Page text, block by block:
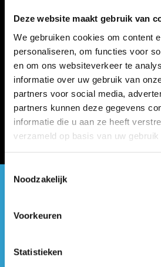
Deze website maakt gebruik van
We gebruiken cookies om content
personaliseren, om functies voor
en om ons websiteverkeer te
informatie over uw gebruik van
partners voor social media,
partners kunnen deze gegevens
informatie die u aan ze heeft
verzameld op basis van uw gebruik
Toestemmingsselectie
Noodzakelijk
Voorkeuren
Statistieken